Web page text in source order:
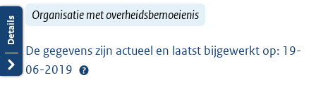
Organisatie met overheidsbemoeienis
De gegevens zijn actueel en laatst bijgewerkt op: 19-
06-2019